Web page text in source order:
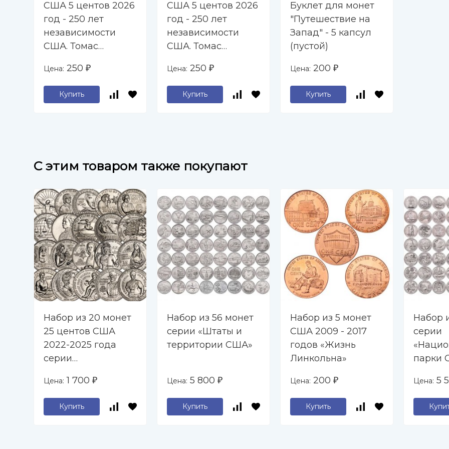
США 5 центов 2026
год - 250 лет
независимости
США. Томас
Цена: 250 ₽
Купить
США 5 центов 2026
год - 250 лет
независимости
США. Томас
Цена: 250 ₽
Купить
Буклет для монет
"Путешествие на
Запад" - 5 капсул
(пустой)
Цена: 200 ₽
Купить
C этим товаром также покупают
Набор из 20 монет
25 центов США
2022-2025 года
серии
женщины"
Цена: 1 700 ₽
Купить
Набор из 56 монет
серии «Штаты и
территории США»
Цена: 5 800 ₽
Купить
Набор из 5 монет
США 2009 - 2017
годов «Жизнь
Линкольна»
Цена: 200 ₽
Купить
Набор
серии
парки
Цена: 5